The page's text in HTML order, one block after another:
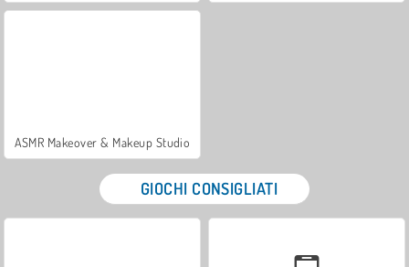
ASMR Makeover & Makeup Studio
GIOCHI CONSIGLIATI